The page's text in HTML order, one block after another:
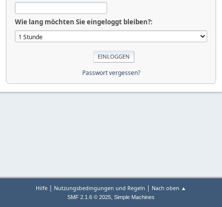
Wie lang möchten Sie eingeloggt bleiben?:
Passwort vergessen?
Hilfe | Nutzungsbedingungen und Regeln | Nach oben ▲
SMF 2.1.6 © 2025, Simple Machines